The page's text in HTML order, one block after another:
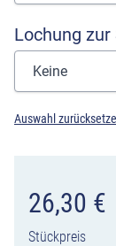
Lochung
Auswahl
26,30 €
Stückpreis